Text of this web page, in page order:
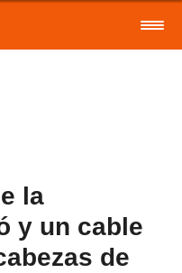
la
y un cable
de